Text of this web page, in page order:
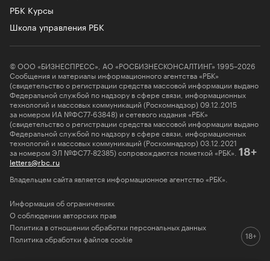
РБК Курсы
Школа управления РБК
© ООО «БИЗНЕСПРЕСС», АО «РОСБИЗНЕСКОНСАЛТИНГ» 1995–2026
Сообщения и материалы информационного агентства «РБК»
(свидетельство о регистрации средства массовой информации выдано
Федеральной службой по надзору в сфере связи, информационных
технологий и массовых коммуникаций (Роскомнадзор) 09.12.2015
за номером ИА №ФС77-63848) и сетевого издания «РБК»
(свидетельство о регистрации средства массовой информации выдано
Федеральной службой по надзору в сфере связи, информационных
технологий и массовых коммуникаций (Роскомнадзор) 03.12.2021
за номером ЭЛ №ФС77-82385) сопровождаются пометкой «РБК». 18+
letters@rbc.ru
Владельцем сайта является информационное агентство «РБК».
Информация об ограничениях
О соблюдении авторских прав
Политика в отношении обработки персональных данных
Политика обработки файлов cookie